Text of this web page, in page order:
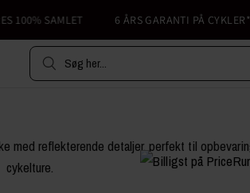
SAMLET 6 ÅRS GARANTI PÅ CYKLER*
Søg her...